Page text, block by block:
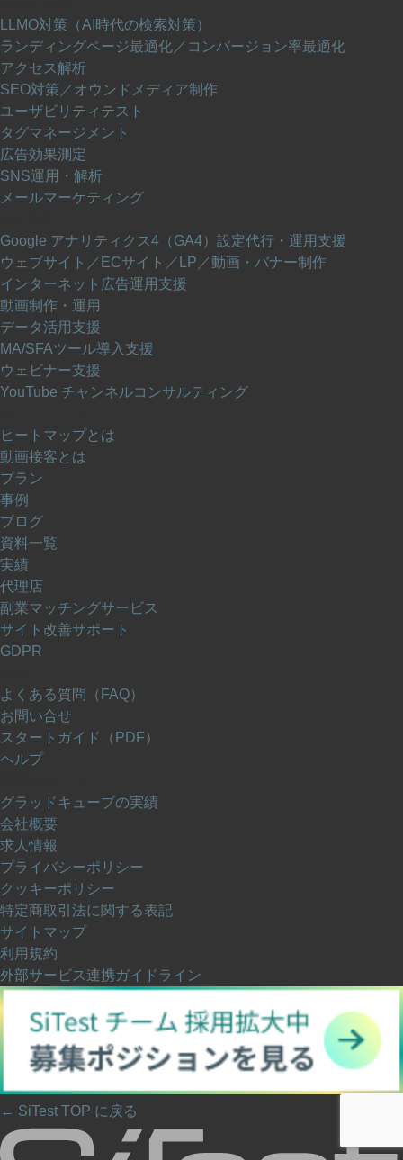
LLMO対策（AI時代の検索対策）
ランディングページ最適化／コンバージョン率最適化
アクセス解析
SEO対策／オウンドメディア制作
ユーザビリティテスト
タグマネージメント
広告効果測定
SNS運用・解析
メールマーケティング
Google アナリティクス4（GA4）設定代行・運用支援
ウェブサイト／ECサイト／LP／動画・バナー制作
インターネット広告運用支援
動画制作・運用
データ活用支援
MA/SFAツール導入支援
ウェビナー支援
YouTube チャンネルコンサルティング
ヒートマップとは
動画接客とは
プラン
事例
ブログ
資料一覧
実績
代理店
副業マッチングサービス
サイト改善サポート
GDPR
よくある質問（FAQ）
お問い合せ
スタートガイド（PDF）
ヘルプ
グラッドキューブの実績
会社概要
求人情報
プライバシーポリシー
クッキーポリシー
特定商取引法に関する表記
サイトマップ
利用規約
外部サービス連携ガイドライン
← SiTest TOP に戻る